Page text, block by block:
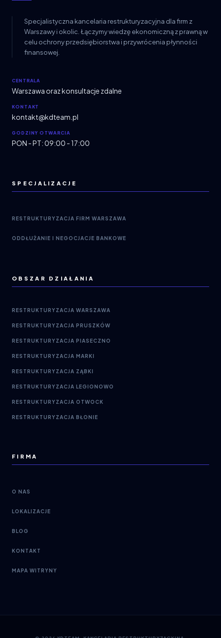
Specjalistyczna kancelaria restrukturyzacyjna dla firm z
Warszawy i okolic. Łączymy wiedzę ekonomiczną z prawną w
celu ochrony przedsiębiorstwa i przywrócenia płynności
finansowej.
CENTRALA
Warszawa oraz konsultacje zdalne
KONTAKT
kontakt@kdteam.pl
GODZINY OTWARCIA
PON - PT: 09:00 - 17:00
SPECJALIZACJE
RESTRUKTURYZACJA FIRM WARSZAWA
ODDŁUŻANIE I NEGOCJACJE BANKOWE
OBSZAR DZIAŁANIA
RESTRUKTURYZACJA WARSZAWA
RESTRUKTURYZACJA PRUSZKÓW
RESTRUKTURYZACJA PIASECZNO
RESTRUKTURYZACJA MARKI
RESTRUKTURYZACJA ZĄBKI
RESTRUKTURYZACJA LEGIONOWO
RESTRUKTURYZACJA OTWOCK
RESTRUKTURYZACJA BŁONIE
FIRMA
O NAS
LOKALIZACJE
BLOG
KONTAKT
MAPA WITRYNY